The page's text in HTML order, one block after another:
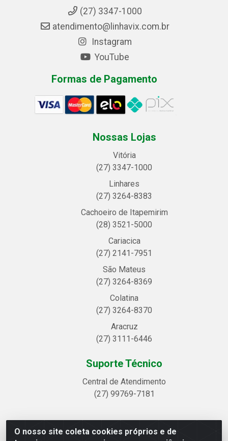
O nosso site coleta cookies próprios e de
(27) 3347-1000
atendimento@linhavix.com.br
Instagram
YouTube
Formas de Pagamento
Nossas Lojas
Vitória
(27) 3347-1000
Linhares
(27) 3264-8383
Cachoeiro de Itapemirim
(28) 3521-5000
Cariacica
(27) 2141-7951
São Mateus
(27) 3264-8369
Colatina
(27) 3264-8370
Aracruz
(27) 3111-6446
Suporte Técnico
Central de Atendimento
(27) 99769-7181
Linhavix Distribuidora LTDA - Avenida Alegre, 2521 -